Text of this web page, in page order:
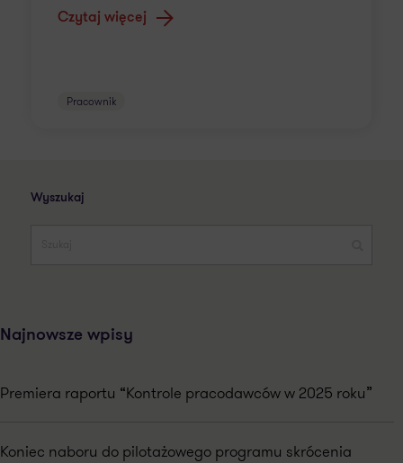
Czytaj więcej
Pracownik
Wyszukaj
Najnowsze wpisy
Premiera raportu “Kontrole pracodawców w 2025 roku”
Koniec naboru do pilotażowego programu skrócenia